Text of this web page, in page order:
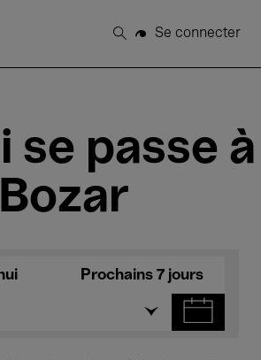
Rechercher
Se connecter
se passe à
Bozar
Prochains 7 jours